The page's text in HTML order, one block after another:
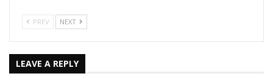
PREV NEXT
LEAVE A REPLY